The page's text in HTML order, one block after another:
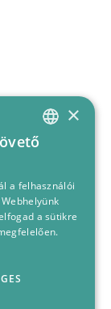
HUNGARIAN
×
a felhasználói
a sütikre